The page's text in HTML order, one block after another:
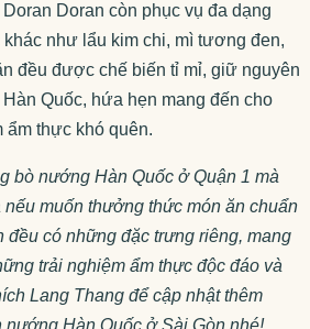
Doran còn phục vụ đa dạng
như lẩu kim chi, mì tương đen,
đều được chế biến tỉ mỉ, giữ nguyên
Quốc, hứa hẹn mang đến cho
ẩm thực khó quên.
bò nướng Hàn Quốc ở Quận 1 mà
muốn thưởng thức món ăn chuẩn
đều có những đặc trưng riêng, mang
trải nghiệm ẩm thực độc đáo và
Lang Thang để cập nhật thêm